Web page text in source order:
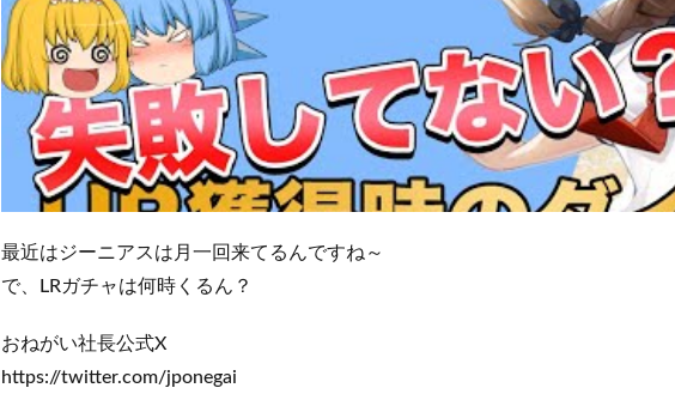
最近はジーニアスは月一回来てるんですね～
で、LRガチャは何時くるん？
おねがい社長公式X
https://twitter.com/jponegai